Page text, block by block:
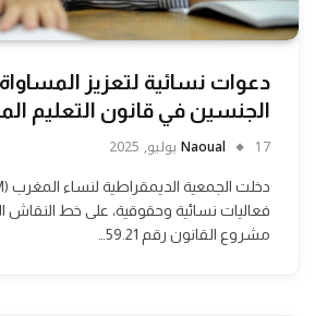
دعوات نسائية لتعزيز
الجنسين في قانون التعليم
Naoual 17 يوليو, 2025
فعاليات نسائية وحقوقية، على خط النقاش
مشروع القانون رقم 59.21…